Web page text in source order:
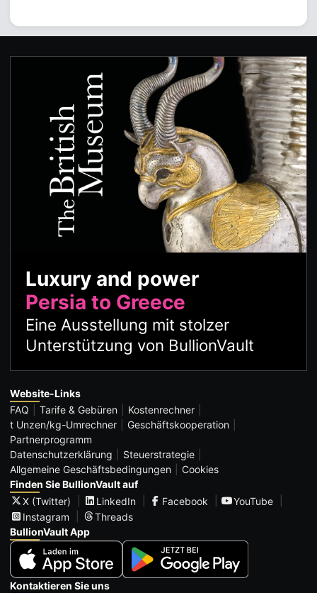
Luxury and power
Persia to Greece
Eine Ausstellung mit stolzer
Unterstützung von BullionVault
Website-Links
FAQ
Tarife & Gebüren
Kostenrechner
t Unzen/kg-Umrechner
Geschäftskooperation
Partnerprogramm
Datenschutzerklärung
Steuerstrategie
Allgemeine Geschäftsbedingungen
Cookies
Finden Sie BullionVault auf
X (Twitter)
LinkedIn Facebook
YouTube
Instagram
Threads
BullionVault App
Kontaktieren Sie uns